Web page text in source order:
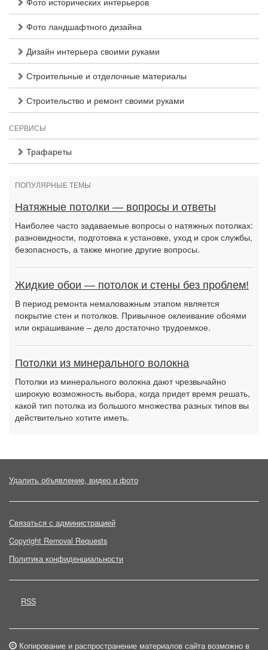
Фото ландшафтного дизайна
Дизайн интерьера своими руками
Строительные и отделочные материалы
Строительство и ремонт своими руками
СЕРВИСЫ
Трафареты
ПОПУЛЯРНЫЕ ТЕМЫ
Натяжные потолки — вопросы и ответы
Наиболее часто задаваемые вопросы о натяжных потолках:
разновидности, подготовка к установке, уход и срок службы,
безопасность, а также многие другие вопросы.
Жидкие обои — потолок и стены без проблем!
В период ремонта немаловажным этапом является
покрытие стен и потолков. Привычное оклеивание обоями
или окрашивание – дело достаточно трудоемкое.
Потолки из минерального волокна
Потолки из минерального волокна дают чрезвычайно
широкую возможность выбора, когда придет время решать,
какой тип потолка из большого множества разных типов вы
действительно хотите иметь.
Удалить объявление, видео и фото
Связаться с администрацией
Copyright Removal Requests
Политика конфиденциальности
RSS
Копирование и распространение материалов сайта возможно в